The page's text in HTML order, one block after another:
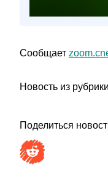
Сообщает
Новость из
Поделиться